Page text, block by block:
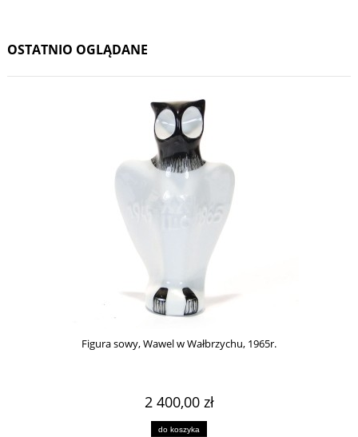
OSTATNIO OGLĄDANE
Figura sowy, Wawel w Wałbrzychu, 1965r.
2 400,00 zł
do koszyka